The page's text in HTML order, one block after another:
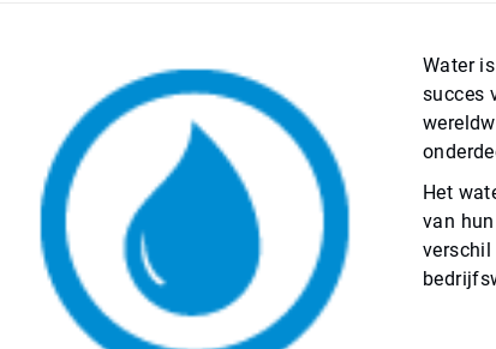
Water
succes
Het
van
verschil